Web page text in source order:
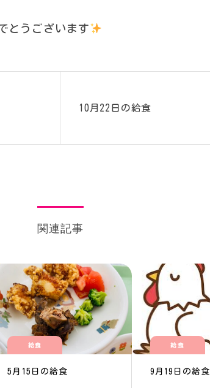
とうございます
10月22日の給食
関連記事
給食
5月15日の給食
給食
9月19日の給食